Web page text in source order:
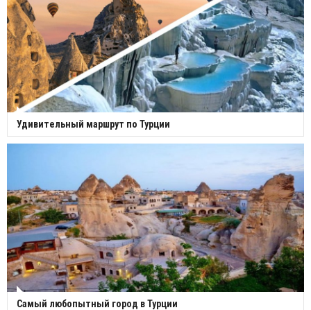
Удивительный маршрут по Турции
Самый любопытный город в Турции